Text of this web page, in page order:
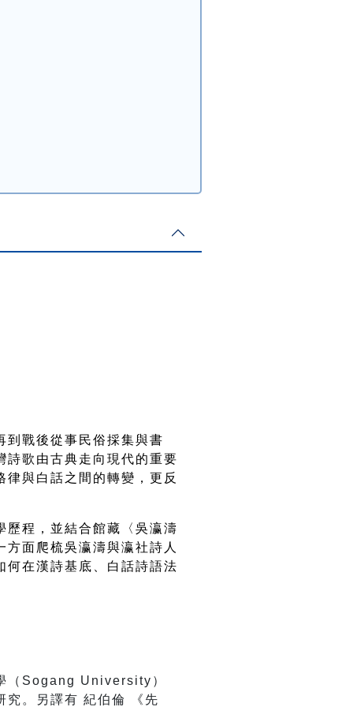
到戰後從事民俗採集與書
詩歌由古典走向現代的重要
與白話之間的轉變，更反
歷程，並結合館藏〈吳瀛濤
面爬梳吳瀛濤與瀛社詩人
何在漢詩基底、白話詩語法
（Sogang University）
究。另譯有 紀伯倫 《先